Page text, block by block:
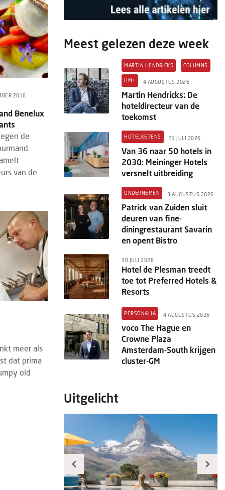
2016
Benelux
de
van de
meer als
dat prima
old
Meest gelezen deze week
MARTIN HENDRICKS COLUMNS
HM+ 4 AUGUSTUS 2026
Martin Hendricks: De
hoteldirecteur van de
toekomst
HOTELKETENS 31 JULI 2026
Van 36 naar 50 hotels in
2030: Meininger Hotels
versnelt uitbreiding
ONDERNEMEN 3 AUGUSTUS 2026
Patrick van Zuiden sluit
deuren van fine-
diningrestaurant Savarin
en opent Bistro
30 JULI 2026
Hotel de Plesman treedt
toe tot Preferred Hotels &
Resorts
PERSONALIA 4 AUGUSTUS 2026
voco The Hague en
Crowne Plaza
Amsterdam-South krijgen
cluster-GM
Uitgelicht